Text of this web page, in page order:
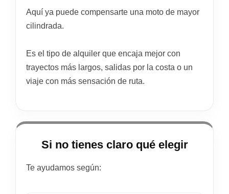
Aquí ya puede compensarte una moto de mayor
cilindrada.
Es el tipo de alquiler que encaja mejor con
trayectos más largos, salidas por la costa o un
viaje con más sensación de ruta.
Si no tienes claro qué elegir
Te ayudamos según: